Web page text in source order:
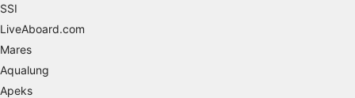
SSI
LiveAboard.com
Mares
Aqualung
Apeks
ประสิทธิภาพการทำงาน
การทำงาน